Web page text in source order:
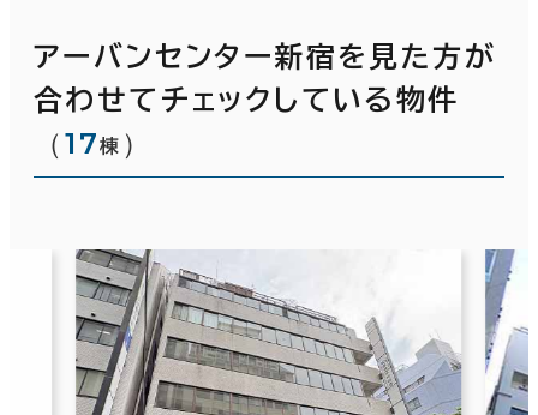
アーバンセンター新宿を見た方が
合わせてチェックしている物件
（17棟 ）